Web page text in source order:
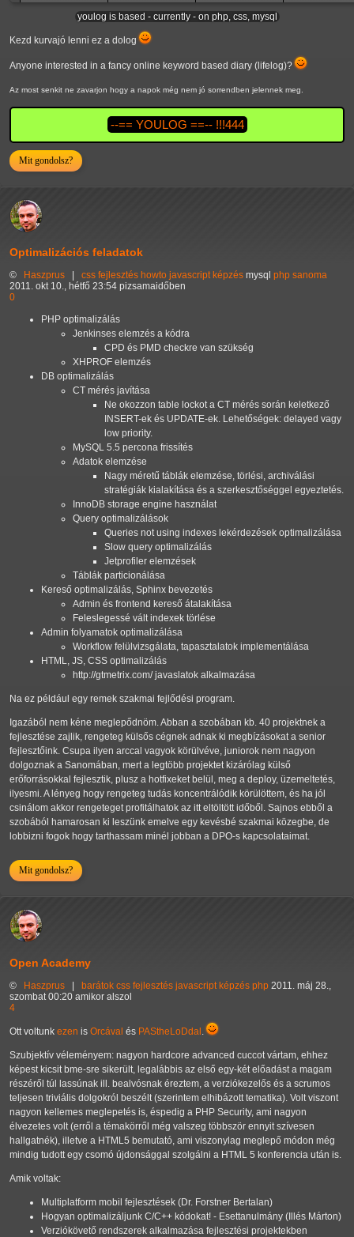
youlog is based - currently - on php, css, mysql
Kezd kurvajó lenni ez a dolog
Anyone interested in a fancy online keyword based diary (lifelog)?
Az most senkit ne zavarjon hogy a napok még nem jó sorrendben jelennek meg.
--== YOULOG ==-- !!!444
Mit gondolsz?
Optimalizációs feladatok
© Haszprus css fejlesztés howto javascript képzés mysql php sanoma
2011. okt 10., hétfő 23:54 pizsamaidőben
0
PHP optimalizálás
Jenkinses elemzés a kódra
CPD és PMD checkre van szükség
XHPROF elemzés
DB optimalizálás
CT mérés javítása
Ne okozzon table lockot a CT mérés során keletkező
INSERT-ek és UPDATE-ek. Lehetőségek: delayed vagy
low priority.
MySQL 5.5 percona frissítés
Adatok elemzése
Nagy méretű táblák elemzése, törlési, archiválási
stratégiák kialakítása és a szerkesztőséggel egyeztetés.
InnoDB storage engine használat
Query optimalizálások
Queries not using indexes lekérdezések optimalizálása
Slow query optimalizálás
Jetprofiler elemzések
Táblák particionálása
Kereső optimalizálás, Sphinx bevezetés
Admin és frontend kereső átalakítása
Feleslegessé vált indexek törlése
Admin folyamatok optimalizálása
Workflow felülvizsgálata, tapasztalatok implementálása
HTML, JS, CSS optimalizálás
http://gtmetrix.com/ javaslatok alkalmazása
Na ez például egy remek szakmai fejlődési program.
Igazából nem kéne meglepődnöm. Abban a szobában kb. 40 projektnek a
fejlesztése zajlik, rengeteg külsős cégnek adnak ki megbízásokat a senior
fejlesztőink. Csupa ilyen arccal vagyok körülvéve, juniorok nem nagyon
dolgoznak a Sanomában, mert a legtöbb projektet kizárólag külső
erőforrásokkal fejlesztik, plusz a hotfixeket belül, meg a deploy, üzemeltetés,
ilyesmi. A lényeg hogy rengeteg tudás koncentrálódik körülöttem, és ha jól
csinálom akkor rengeteget profitálhatok az itt eltöltött időből. Sajnos ebből a
szobából hamarosan ki leszünk emelve egy kevésbé szakmai közegbe, de
lobbizni fogok hogy tarthassam minél jobban a DPO-s kapcsolataimat.
Mit gondolsz?
Open Academy
© Haszprus | barátok css fejlesztés javascript képzés php 2011. máj 28.,
szombat 00:20 amikor alszol
4
Ott voltunk ezen is Orcával és PAStheLoDdal .
Szubjektív véleményem: nagyon hardcore advanced cuccot vártam, ehhez
képest kicsit bme-sre sikerült, legalábbis az első egy-két előadást a magam
részéről túl lassúnak ill. bealvósnak éreztem, a verziókezelős és a scrumos
teljesen triviális dolgokról beszélt (szerintem elhibázott tematika). Volt viszont
nagyon kellemes meglepetés is, éspedig a PHP Security, ami nagyon
élvezetes volt (erről a témakörről még valszeg többször ennyit szívesen
hallgatnék), illetve a HTML5 bemutató, ami viszonylag meglepő módon még
mindig tudott egy csomó újdonsággal szolgálni a HTML 5 konferencia után is.
Amik voltak:
Multiplatform mobil fejlesztések (Dr. Forstner Bertalan)
Hogyan optimalizáljunk C/C++ kódokat! - Esettanulmány (Illés Márton)
Verziókövető rendszerek alkalmazása fejlesztési projektekben